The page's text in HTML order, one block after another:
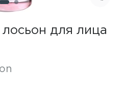
для лица